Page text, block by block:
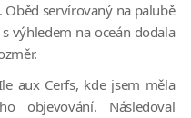
Oběd servírovaný na palubě
výhledem na oceán dodala
aux Cerfs, kde jsem měla
objevování. Následoval